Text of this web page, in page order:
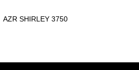
Ajouter au panier
AZR SHIRLEY 3750